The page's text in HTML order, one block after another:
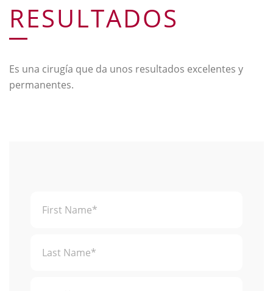
RESULTADOS
Es una cirugía que da unos resultados excelentes y
permanentes.